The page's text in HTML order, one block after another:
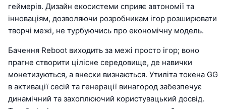
геймерів. Дизайн екосистеми сприяє автономії та
інноваціям, дозволяючи розробникам ігор розширювати
творчі межі, не турбуючись про економічну модель.
Бачення Reboot виходить за межі просто ігор; воно
прагне створити цілісне середовище, де навички
монетизуються, а внески визнаються. Утиліта токена GG
в активації сесій та генерації винагород забезпечує
динамічний та захоплюючий користувацький досвід.